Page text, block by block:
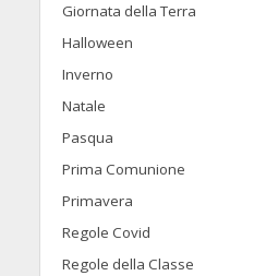
Giornata della Terra
Halloween
Inverno
Natale
Pasqua
Prima Comunione
Primavera
Regole Covid
Regole della Classe